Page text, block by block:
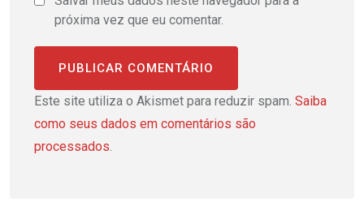
próxima vez que eu comentar.
Este site utiliza o Akismet para reduzir spam. Saiba
como seus dados em comentários são
processados.